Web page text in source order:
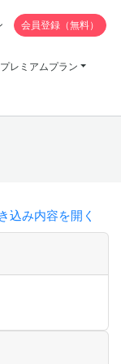
プレミアムプラン
会員登録（無料）
込み内容を開く